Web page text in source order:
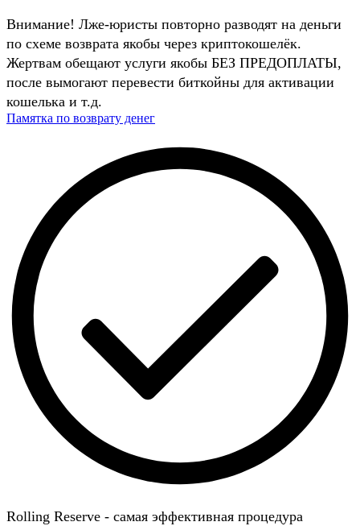
Внимание! Лже-юристы повторно разводят на деньги
по схеме возврата якобы через криптокошелёк.
Жертвам обещают услуги якобы БЕЗ ПРЕДОПЛАТЫ,
после вымогают перевести биткойны для активации
кошелька и т.д.
Памятка по возврату денег
Rolling Reserve - самая эффективная процедура